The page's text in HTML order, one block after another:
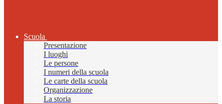
Scuola
Presentazione
I luoghi
Le persone
I numeri della scuola
Le carte della scuola
Organizzazione
La storia